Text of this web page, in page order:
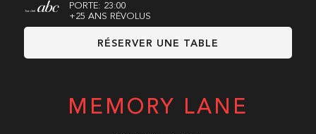
PORTE: 23:00
+25 ANS RÉVOLUS
RÉSERVER UNE TABLE
MEMORY LANE